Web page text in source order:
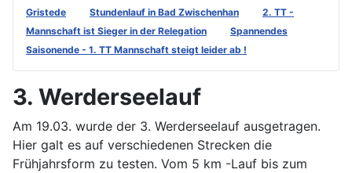
Gristede
Stundenlauf in Bad Zwischenhan
2. TT -
Mannschaft ist Sieger in der Relegation
Spannendes
Saisonende - 1. TT Mannschaft steigt leider ab !
3. Werderseelauf
Am 19.03. wurde der 3. Werderseelauf ausgetragen.
Hier galt es auf verschiedenen Strecken die
Frühjahrsform zu testen. Vom 5 km -Lauf bis zum